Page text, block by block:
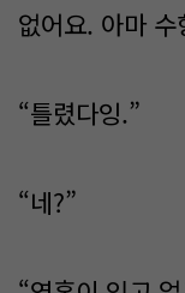
없어요. 아마 수
“틀렸다잉.”
“네?”